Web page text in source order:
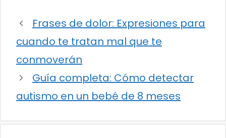
Frases de dolor: Expresiones para
cuando te tratan mal que te
conmoverán
Guía completa: Cómo detectar
autismo en un bebé de 8 meses